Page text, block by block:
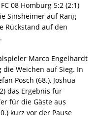
08 Homburg 5:2 (2:1)
Sinsheimer auf Rang
Rückstand auf den
Marco Engelhardt
Weichen auf Sieg. In
Posch (68.), Joshua
das Ergebnis für
für die Gäste aus
kurz vor der Pause